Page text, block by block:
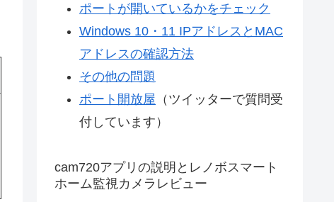
ポートが開いているかをチェック
Windows 10・11 IPアドレスとMAC
アドレスの確認方法
その他の問題
ポート開放屋 （ツイッターで質問受
付しています）
cam720アプリの説明とレノボスマート
ホーム監視カメラレビュー